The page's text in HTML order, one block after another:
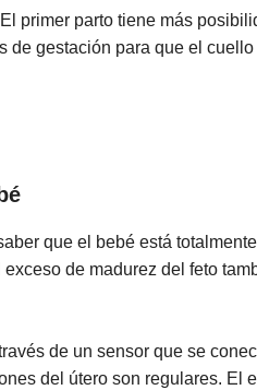
El primer parto tiene más
de gestación para que el
que el bebé está
de madurez del feto
de un sensor que se
del útero son regulares. El